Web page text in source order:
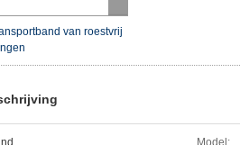
van roestvrij
Model: